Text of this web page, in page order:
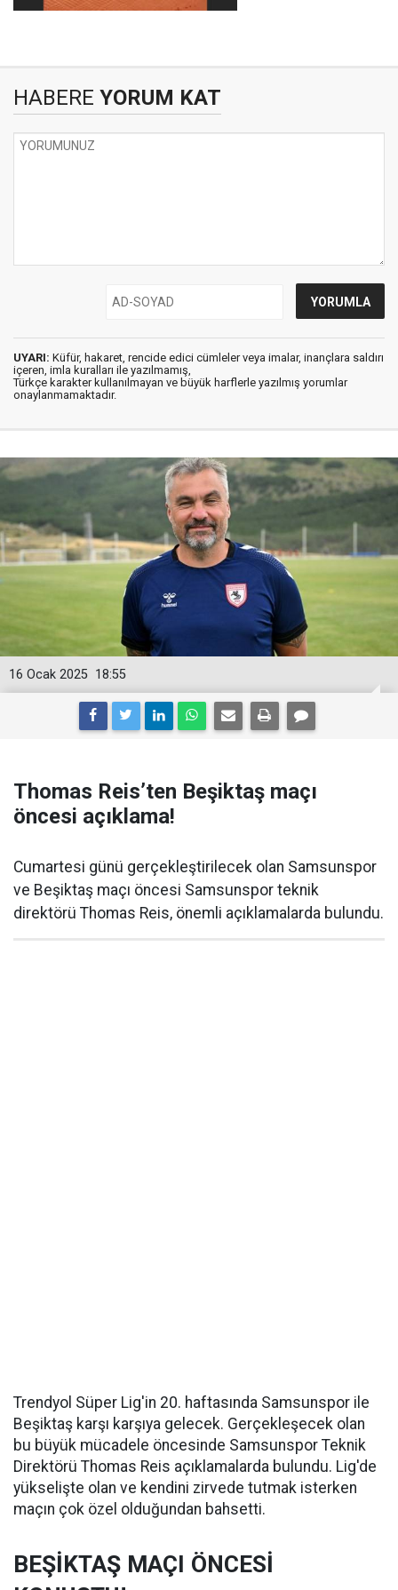
HABERE YORUM KAT
UYARI: Küfür, hakaret, rencide edici cümleler veya imalar, inançlara saldırı
içeren, imla kuralları ile yazılmamış,
Türkçe karakter kullanılmayan ve büyük harflerle yazılmış yorumlar
onaylanmamaktadır.
18:55
16 Ocak 2025
Thomas Reis’ten Beşiktaş maçı
öncesi açıklama!
Cumartesi günü gerçekleştirilecek olan Samsunspor
ve Beşiktaş maçı öncesi Samsunspor teknik
direktörü Thomas Reis, önemli açıklamalarda bulundu.
Trendyol Süper Lig'in 20. haftasında Samsunspor ile
Beşiktaş karşı karşıya gelecek. Gerçekleşecek olan
bu büyük mücadele öncesinde Samsunspor Teknik
Direktörü Thomas Reis açıklamalarda bulundu. Lig'de
yükselişte olan ve kendini zirvede tutmak isterken
maçın çok özel olduğundan bahsetti.
BEŞİKTAŞ MAÇI ÖNCESİ